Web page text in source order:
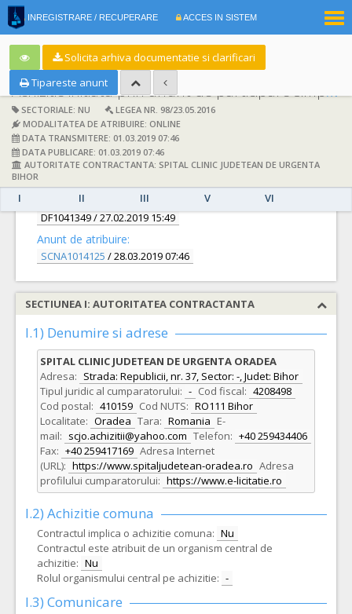
INREGISTRARE / RECUPERARE ACCES IN SISTEM
Solicita arhiva documentatie si clarificari
Tipareste anunt
Achizitie initiata prin anunt de participare simplificat:
SECTORIALE: NU
LEGEA NR. 98/23.05.2016
MODALITATEA DE ATRIBUIRE: ONLINE
DATA TRANSMITERE: 01.03.2019 07:46
DATA PUBLICARE: 01.03.2019 07:46
AUTORITATE CONTRACTANTA: SPITAL CLINIC JUDETEAN DE URGENTA
BIHOR
I II III V VI
DETALII
Documentatie de atribuire:
DF1041349/ 27.02.2019 15:49
Anunt de atribuire:
SCNA1014125 / 28.03.2019 07:46
SECTIUNEA I: AUTORITATEA CONTRACTANTA
I.1) Denumire si adrese
SPITAL CLINIC JUDETEAN DE URGENTA ORADEA
Adresa: Strada: Republicii, nr. 37, Sector: -, Judet: Bihor
Tipul juridic al cumparatorului: - Cod fiscal: 4208498
Cod postal: 410159 Cod NUTS: RO111 Bihor
Localitate: Oradea Tara: Romania E-
mail: scjo.achizitii@yahoo.com Telefon: +40 259434406
Fax: +40 259417169 Adresa Internet
(URL): https://www.spitaljudetean-oradea.ro Adresa
profilului cumparatorului: https://www.e-licitatie.ro
I.2) Achizitie comuna
Contractul implica o achizitie comuna: Nu
Contractul este atribuit de un organism central de
achizitie: Nu
Rolul organismului central pe achizitie: -
I.3) Comunicare